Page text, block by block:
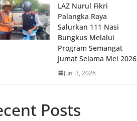
LAZ Nurul Fikri
Palangka Raya
Salurkan 111 Nasi
Bungkus Melalui
Program Semangat
Jumat Selama Mei 2026
Juni 3, 2026
Posts